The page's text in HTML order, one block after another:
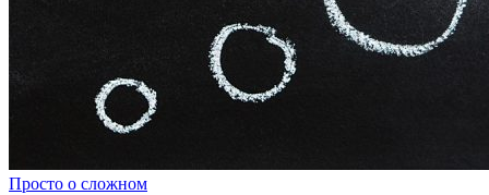
Просто о сложном